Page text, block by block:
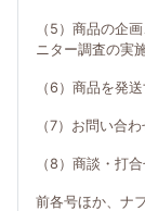
（5）商品の企
ニター調査の実
（6）商品を発
（7）お問い合
（8）商談・打
前各号ほか、ナ